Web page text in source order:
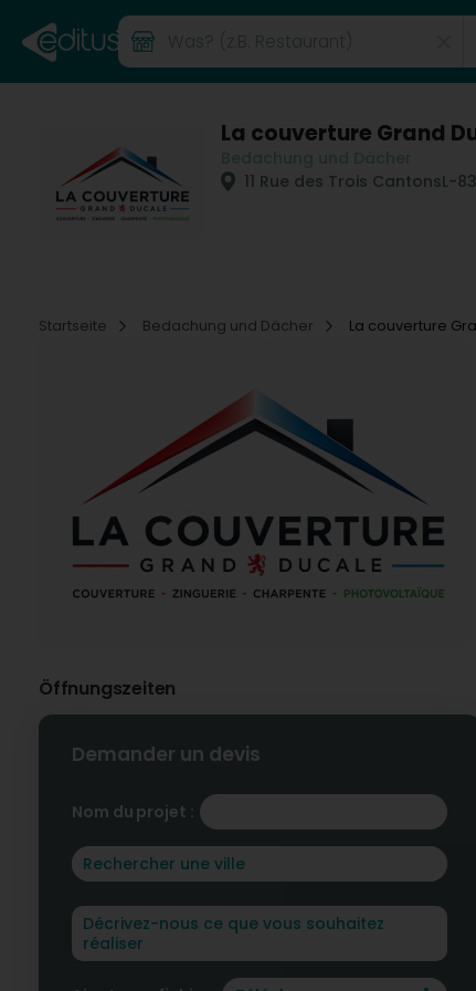
La couverture Grand
11 Rue des Trois CantonsL-
Startseite
Bedachung und Dächer La couverture
Öffnungszeiten
Demander un devis
Nom du projet :